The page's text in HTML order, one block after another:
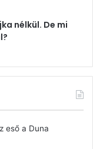
nélkül. De mi
eső a Duna